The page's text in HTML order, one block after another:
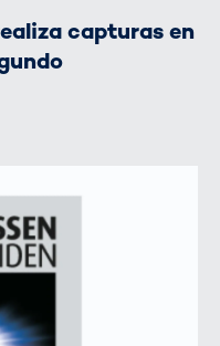
capturas en